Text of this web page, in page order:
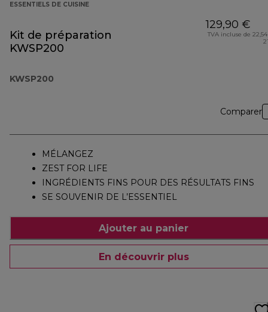
ESSENTIELS DE CUISINE
Kit de préparation
KWSP200
KWSP200
129,90 €
TVA incluse de
Comparer
MÉLANGEZ
ZEST FOR LIFE
INGRÉDIENTS FINS POUR DES RÉSULTATS FINS
SE SOUVENIR DE L’ESSENTIEL
Ajouter au panier
En découvrir plus